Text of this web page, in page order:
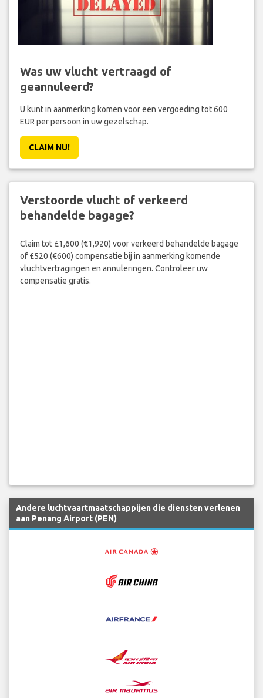
Was uw vlucht vertraagd of
geannuleerd?
U kunt in aanmerking komen voor een vergoeding tot 600
EUR per persoon in uw gezelschap.
CLAIM NU!
Verstoorde vlucht of verkeerd
behandelde bagage?
Claim tot £1,600 (€1,920) voor verkeerd behandelde bagage
of £520 (€600) compensatie bij in aanmerking komende
vluchtvertragingen en annuleringen. Controleer uw
compensatie gratis.
Andere luchtvaartmaatschappijen die diensten verlenen
aan Penang Airport (PEN)